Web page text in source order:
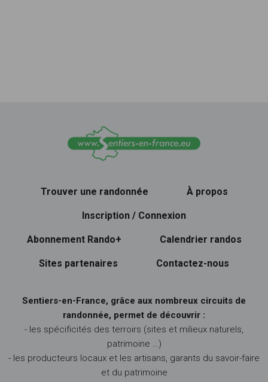
Trouver une randonnée À propos
Inscription / Connexion
Abonnement Rando+ Calendrier randos
Sites partenaires Contactez-nous
Sentiers-en-France, grâce aux nombreux circuits de
randonnée, permet de découvrir :
- les spécificités des terroirs (sites et milieux naturels,
patrimoine …)
- les producteurs locaux et les artisans, garants du savoir-faire
et du patrimoine